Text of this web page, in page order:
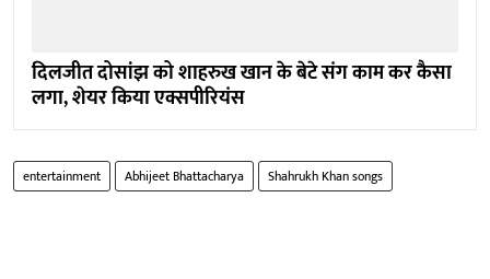
दिलजीत दोसांझ को शाहरुख खान के बेटे संग काम कर कैसा
लगा, शेयर किया एक्सपीरियंस
entertainment Abhijeet Bhattacharya Shahrukh Khan songs